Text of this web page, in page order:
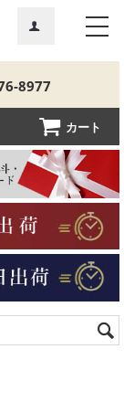
8977
カート